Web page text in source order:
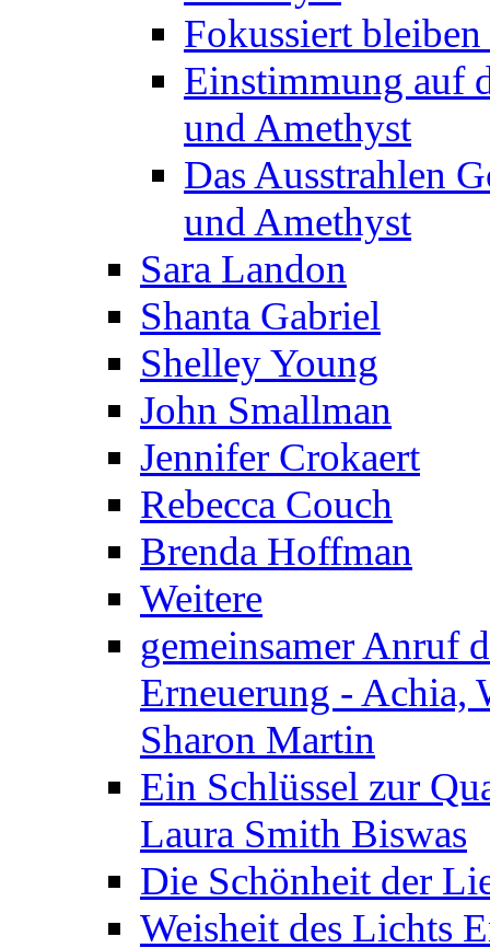
Fokussiert
Einstimmung auf
und Amethyst
Das Ausstrahlen
und Amethyst
Sara Landon
Shanta Gabriel
Shelley Young
John Smallman
Jennifer Crokaert
Rebecca Couch
Brenda Hoffman
Weitere
gemeinsamer Anruf
Erneuerung - Achia,
Sharon Martin
Ein Schlüssel zur
Laura Smith Biswas
Die Schönheit der
Weisheit des Lichts